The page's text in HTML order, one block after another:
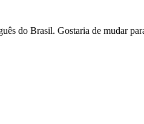
do Brasil. Gostaria de mudar